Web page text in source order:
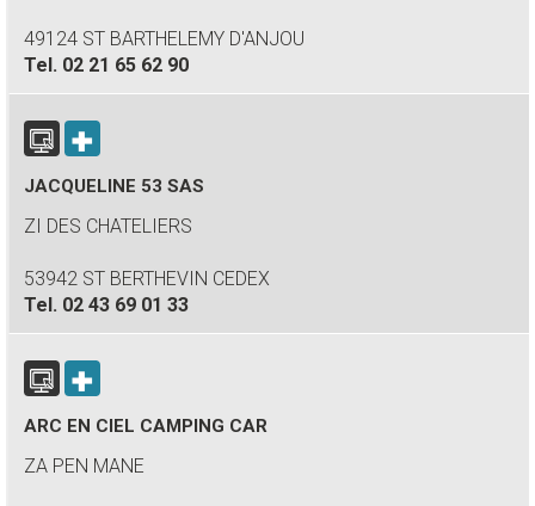
49124 ST BARTHELEMY D'ANJOU
Tel. 02 21 65 62 90
JACQUELINE 53 SAS
ZI DES CHATELIERS
53942 ST BERTHEVIN CEDEX
Tel. 02 43 69 01 33
ARC EN CIEL CAMPING CAR
ZA PEN MANE